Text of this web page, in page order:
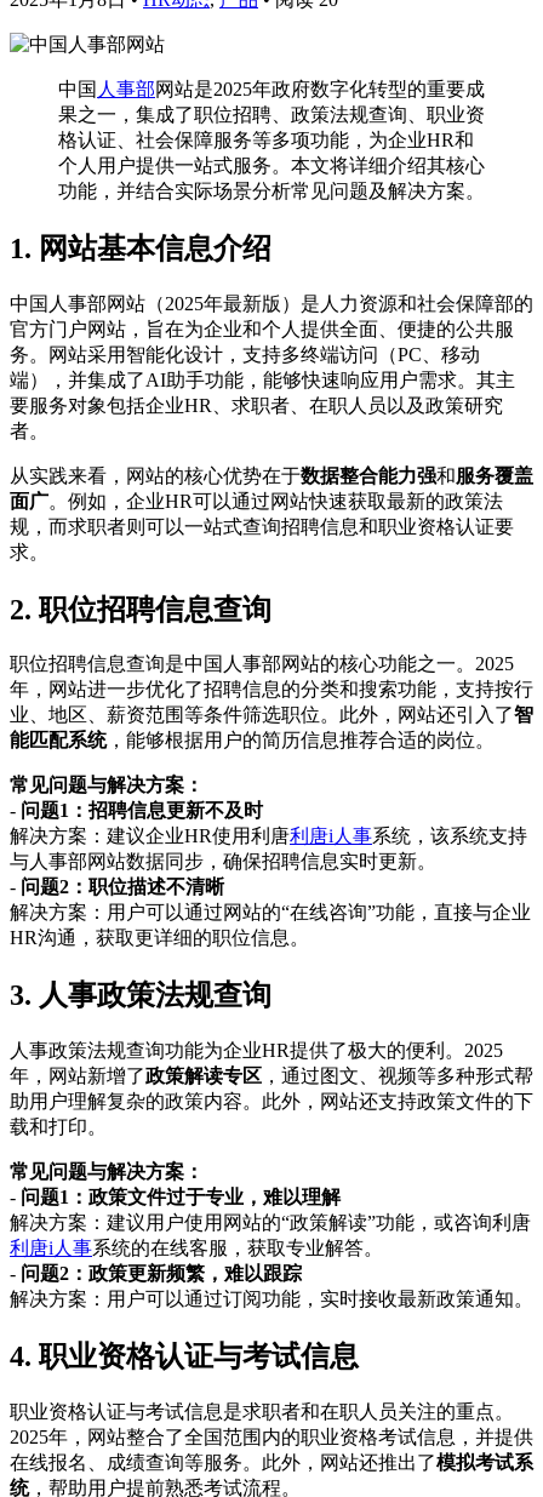
中国 人事部网站是2025年政府数字化转型的重要成
果之一，集成了职位招聘、政策法规查询、职业资
格认证、社会保障服务等多项功能，为企业HR和
个人用户提供一站式服务。本文将详细介绍其核心
功能，并结合实际场景分析常见问题及解决方案。
1. 网站基本信息介绍
中国人事部网站（2025年最新版）是人力资源和社会保障部的
官方门户网站，旨在为企业和个人提供全面、便捷的公共服
务。网站采用智能化设计，支持多终端访问（PC、移动
端），并集成了AI助手功能，能够快速响应用户需求。其主
要服务对象包括企业HR、求职者、在职人员以及政策研究
者。
从实践来看，网站的核心优势在于数据整合能力强和服务覆盖
面广。例如，企业HR可以通过网站快速获取最新的政策法
规，而求职者则可以一站式查询招聘信息和职业资格认证要
求。
2. 职位招聘信息查询
职位招聘信息查询是中国人事部网站的核心功能之一。2025
年，网站进一步优化了招聘信息的分类和搜索功能，支持按行
业、地区、薪资范围等条件筛选职位。此外，网站还引入了智
能匹配系统，能够根据用户的简历信息推荐合适的岗位。
常见问题与解决方案：
- 问题1：招聘信息更新不及时
解决方案：建议企业HR使用利唐利唐i人事系统，该系统支持
与人事部网站数据同步，确保招聘信息实时更新。
- 问题2：职位描述不清晰
解决方案：用户可以通过网站的“在线咨询”功能，直接与企业
HR沟通，获取更详细的职位信息。
3. 人事政策法规查询
人事政策法规查询功能为企业HR提供了极大的便利。2025
年，网站新增了政策解读专区 ，通过图文、视频等多种形式帮
助用户理解复杂的政策内容。此外，网站还支持政策文件的下
载和打印。
常见问题与解决方案：
- 问题1：政策文件过于专业，难以理解
解决方案：建议用户使用网站的“政策解读”功能，或咨询利唐
利唐i人事系统的在线客服，获取专业解答。
- 问题2：政策更新频繁，难以跟踪
解决方案：用户可以通过订阅功能，实时接收最新政策通知。
4. 职业资格认证与考试信息
职业资格认证与考试信息是求职者和在职人员关注的重点。
2025年，网站整合了全国范围内的职业资格考试信息，并提供
在线报名、成绩查询等服务。此外，网站还推出了模拟考试系
统，帮助用户提前熟悉考试流程。